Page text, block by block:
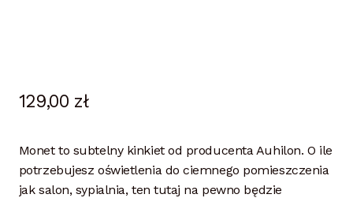
129,00 zł
Monet to subtelny kinkiet od producenta Auhilon. O ile
potrzebujesz oświetlenia do ciemnego pomieszczenia
jak salon, sypialnia, ten tutaj na pewno będzie